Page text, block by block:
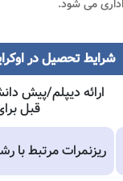
می شود.
شرایطتحصیل در
ارائه دیپلم/پیش
قبل
ریزنمرات مرتبط با